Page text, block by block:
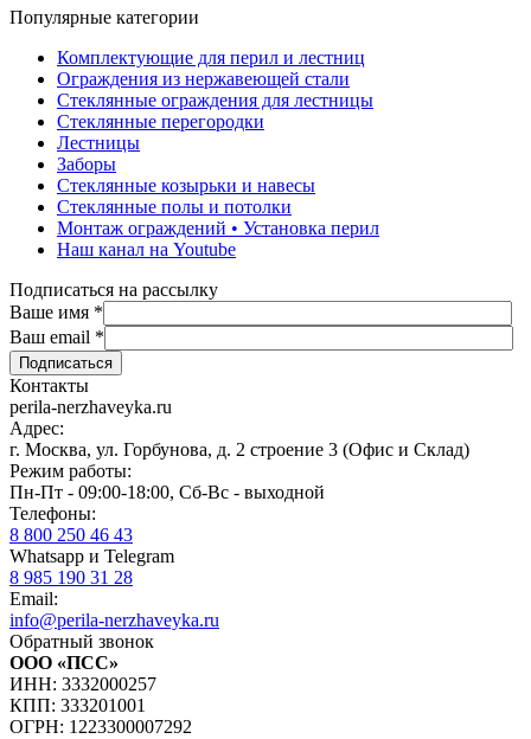
Популярные категории
Комплектующие для перил и лестниц
Ограждения из нержавеющей стали
Стеклянные ограждения для лестницы
Стеклянные перегородки
Лестницы
Заборы
Стеклянные козырьки и навесы
Стеклянные полы и потолки
Монтаж ограждений • Установка перил
Наш канал на Youtube
Подписаться на рассылку
Ваше имя *
Ваш email *
Контакты
perila-nerzhaveyka.ru
Адрес:
г. Москва, ул. Горбунова, д. 2 строение 3 (Офис и Склад)
Режим работы:
Пн-Пт - 09:00-18:00, Сб-Вс - выходной
Телефоны:
8 800 250 46 43
Whatsapp и Telegram
8 985 190 31 28
Email:
info@perila-nerzhaveyka.ru
Обратный звонок
ООО «ПСС»
ИНН: 3332000257
КПП: 333201001
ОГРН: 1223300007292